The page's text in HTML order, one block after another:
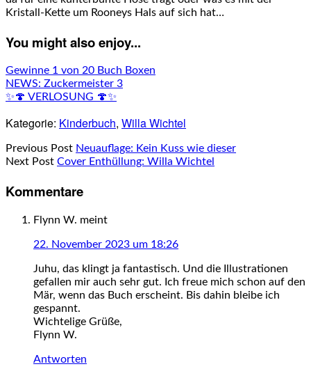
Kristall-Kette um Rooneys Hals auf sich hat…
You might also enjoy...
Gewinne 1 von 20 Buch Boxen
NEWS: Zuckermeister 3
✨🍄 VERLOSUNG 🍄✨
Kategorie: Kinderbuch, Willa Wichtel
Previous Post Neuauflage: Kein Kuss wie dieser
Next Post Cover Enthüllung: Willa Wichtel
Kommentare
Flynn W. meint
22. November 2023 um 18:26
Juhu, das klingt ja fantastisch. Und die Illustrationen
gefallen mir auch sehr gut. Ich freue mich schon auf den
Mär, wenn das Buch erscheint. Bis dahin bleibe ich
gespannt.
Wichtelige Grüße,
Flynn W.
Antworten